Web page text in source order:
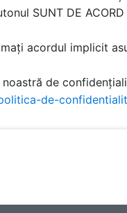
de
Cere
SUNT DE
acordul implicit
de
de-